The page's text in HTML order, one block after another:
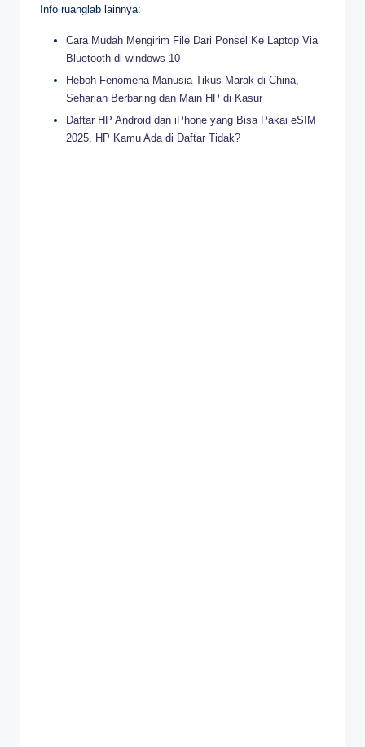
Info ruanglab lainnya:
Cara Mudah Mengirim File Dari Ponsel Ke Laptop Via
Bluetooth di windows 10
Heboh Fenomena Manusia Tikus Marak di China,
Seharian Berbaring dan Main HP di Kasur
Daftar HP Android dan iPhone yang Bisa Pakai eSIM
2025, HP Kamu Ada di Daftar Tidak?